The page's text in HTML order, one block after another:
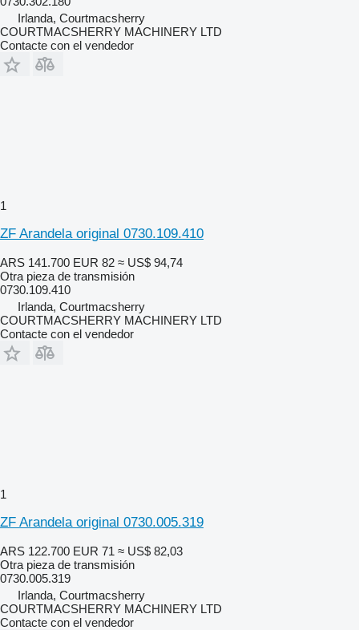
Irlanda, Courtmacsherry
COURTMACSHERRY MACHINERY LTD
Contacte con el vendedor
1
ZF Arandela original 0730.109.410
ARS 141.700 EUR 82 ≈ US$ 94,74
Otra pieza de transmisión
0730.109.410
Irlanda, Courtmacsherry
COURTMACSHERRY MACHINERY LTD
Contacte con el vendedor
1
ZF Arandela original 0730.005.319
ARS 122.700 EUR 71 ≈ US$ 82,03
Otra pieza de transmisión
0730.005.319
Irlanda, Courtmacsherry
COURTMACSHERRY MACHINERY LTD
Contacte con el vendedor